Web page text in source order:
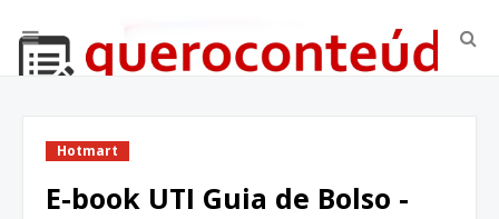
Hotmart
E-book UTI Guia de Bolso -